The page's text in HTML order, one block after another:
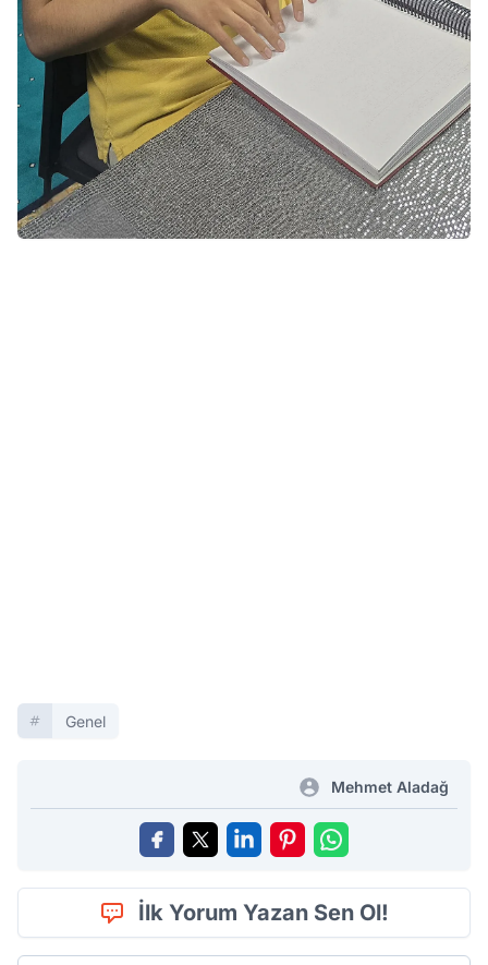
Genel
Mehmet Aladağ
İlk Yorum Yazan Sen Ol!